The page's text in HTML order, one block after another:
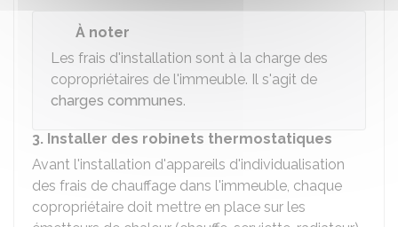
À noter
Les frais d'installation sont à la charge des
copropriétaires de l'immeuble. Il s'agit de
charges communes.
3. Installer des robinets thermostatiques
Avant l'installation d'appareils d'individualisation
des frais de chauffage dans l'immeuble, chaque
copropriétaire doit mettre en place sur les